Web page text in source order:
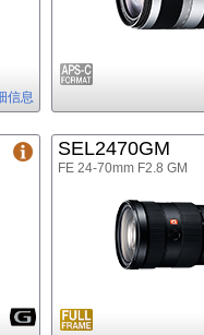
信息
SEL2470GM
FE 24-70mm F2.8 GM